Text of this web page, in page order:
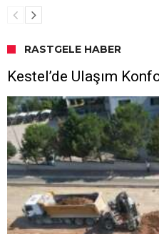
RASTGELE HABER
Kestel’de Ulaşım